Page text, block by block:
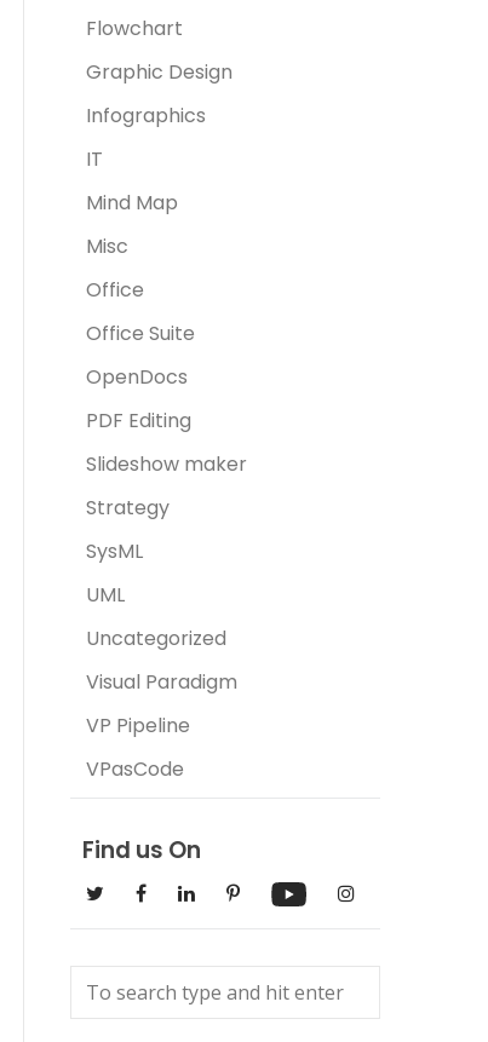
Flowchart
Graphic Design
Infographics
IT
Mind Map
Misc
Office
Office Suite
OpenDocs
PDF Editing
Slideshow maker
Strategy
SysML
UML
Uncategorized
Visual Paradigm
VP Pipeline
VPasCode
Find us On